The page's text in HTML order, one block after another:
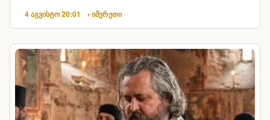
4 აგვისტო 20:01 • იმერეთი